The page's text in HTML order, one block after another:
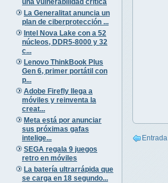
La Generalitat anuncia un
plan de ciberprotección ...
Intel Nova Lake con a 52
núcleos, DDR5-8000 y 32
c...
Lenovo ThinkBook Plus
Gen 6, primer portátil con
p...
Adobe Firefly llega a
móviles y reinventa la
creat...
Meta está por anunciar
sus próximas gafas
intelige...
SEGA regala 9 juegos
retro en móviles
La batería ultrarrápida que
se carga en 18 segundo...